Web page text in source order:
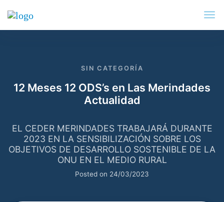
SIN CATEGORÍA
12 Meses 12 ODS’s en Las Merindades
Actualidad
EL CEDER MERINDADES TRABAJARÁ DURANTE
2023 EN LA SENSIBILIZACIÓN SOBRE LOS
OBJETIVOS DE DESARROLLO SOSTENIBLE DE LA
ONU EN EL MEDIO RURAL
Posted on 24/03/2023